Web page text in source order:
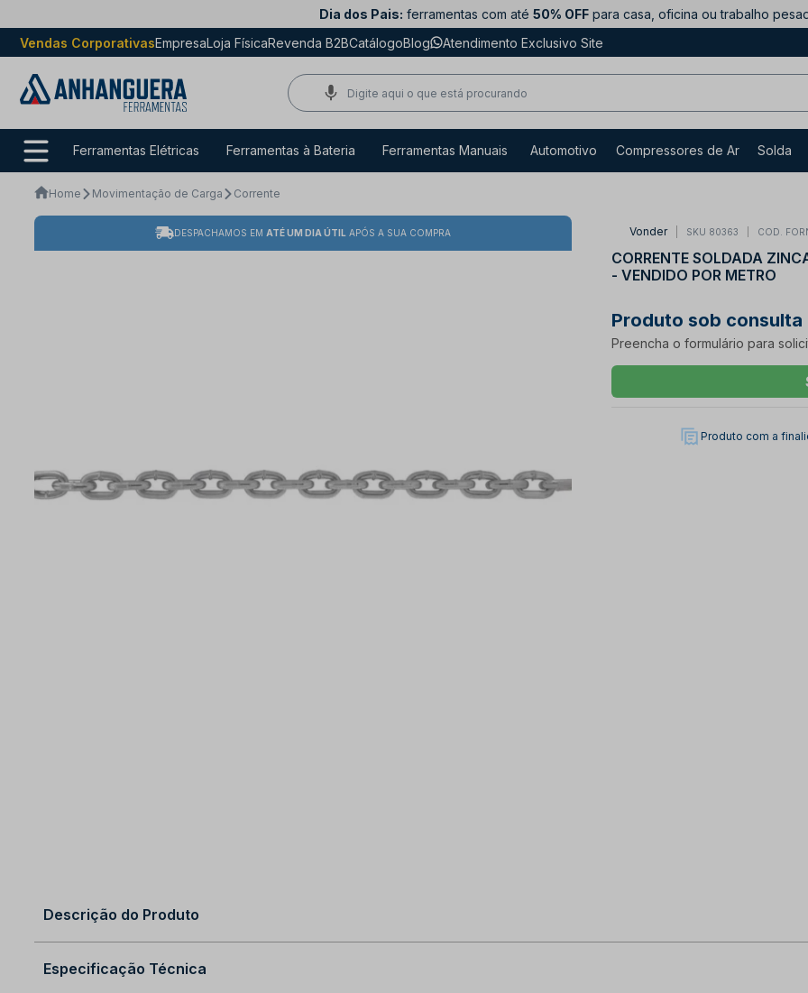
Dia dos Pais: ferramentas com até 50% OFF para casa, oficina ou trabalho
Vendas CorporativasEmpresaLoja FísicaRevenda B2BCatálogoBlog Atendimento Exclusivo Site
Ferramentas Elétricas Ferramentas à Bateria Ferramentas Manuais Automotivo Compressores de Ar Solda
Home Movimentação de Carga Corrente
DESPACHAMOS EM ATÉ UM DIA ÚTIL APÓS A SUA COMPRA Vonder SKU 80363 COD.
CORRENTE SOLDADA
- VENDIDO POR METRO
Produto sob consulta
Preencha o formulário para
Produto com a
Descrição do Produto
Especificação Técnica